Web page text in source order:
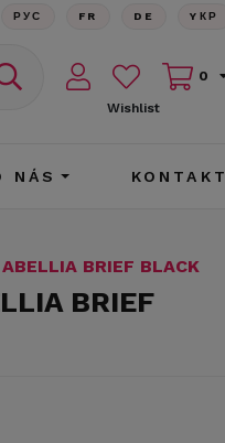
РУС FR DE YКР
Wishlist
0
NÁS KONTAKT
BRIEF BLACK
BRIEF